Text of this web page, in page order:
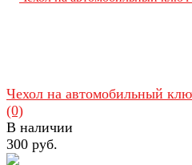
Чехол на автомобильный
(0)
В наличии
300 руб.